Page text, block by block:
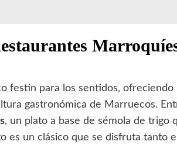
festín para los sentidos, ofreciendo
gastronómica de Marruecos.
, un plato a base de sémola de trigo
es un clásico que se disfruta tanto